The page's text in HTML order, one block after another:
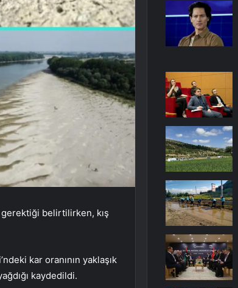
gerektiği belirtilirken, kış
kar oranının yaklaşık
kaydedildi.